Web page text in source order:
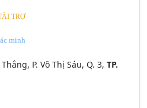
TRỢ
minh
P. Võ Thị Sáu, Q. 3, TP.